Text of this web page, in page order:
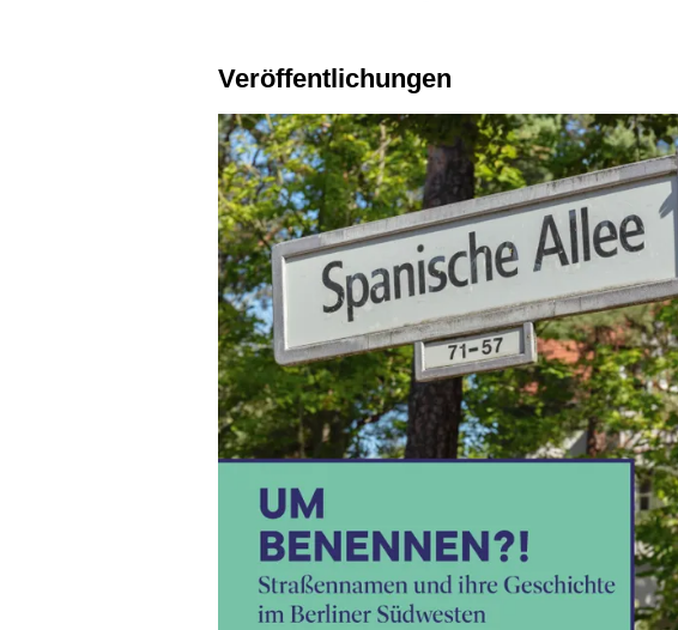
Veröffentlichungen